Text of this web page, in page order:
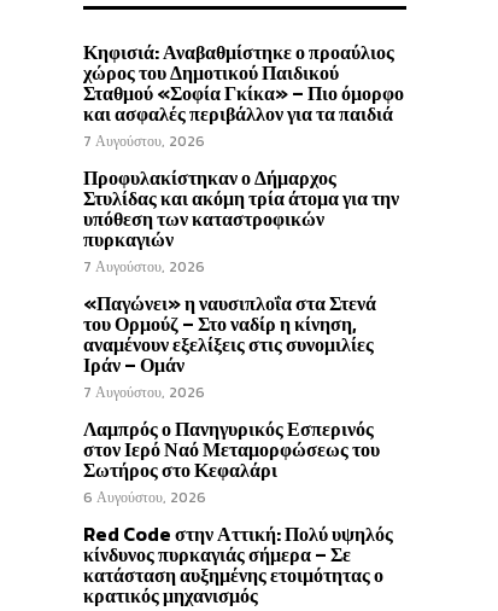
Κηφισιά: Αναβαθμίστηκε ο προαύλιος
χώρος του Δημοτικού Παιδικού
Σταθμού «Σοφία Γκίκα» – Πιο όμορφο
και ασφαλές περιβάλλον για τα παιδιά
7 Αυγούστου, 2026
Προφυλακίστηκαν ο Δήμαρχος
Στυλίδας και ακόμη τρία άτομα για την
υπόθεση των καταστροφικών
πυρκαγιών
7 Αυγούστου, 2026
«Παγώνει» η ναυσιπλοΐα στα Στενά
του Ορμούζ – Στο ναδίρ η κίνηση,
αναμένουν εξελίξεις στις συνομιλίες
Ιράν – Ομάν
7 Αυγούστου, 2026
Λαμπρός ο Πανηγυρικός Εσπερινός
στον Ιερό Ναό Μεταμορφώσεως του
Σωτήρος στο Κεφαλάρι
6 Αυγούστου, 2026
Red Code στην Αττική: Πολύ υψηλός
κίνδυνος πυρκαγιάς σήμερα – Σε
κατάσταση αυξημένης ετοιμότητας ο
κρατικός μηχανισμός